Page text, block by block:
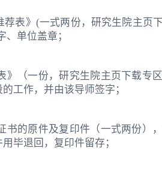
表》(一式两份，研究生院主页
单位盖章；
（一份，研究生院主页下载专区
工作，并由该导师签字；
的原件及复印件（一式两份），
毕退回，复印件留存；